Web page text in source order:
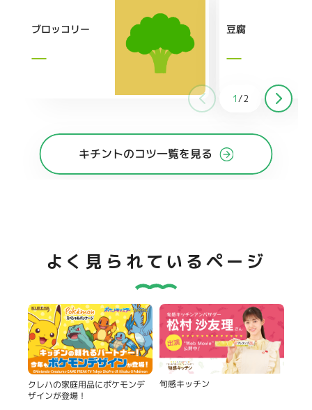
ブロッコリー 豆腐
1/2
キチントのコツ一覧を見る
よく見られているページ
クレハの家庭用品にポケモンデ
ザインが登場！
旬感キッチン